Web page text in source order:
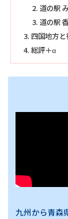
道の駅
道の駅
四国地方
総評＋α
九州から青森